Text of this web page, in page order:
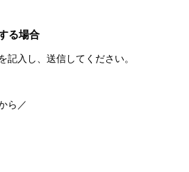
る場合
記入し、送信してください。
ら／